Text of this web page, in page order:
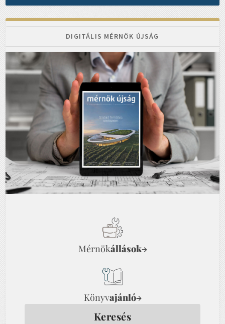
DIGITÁLIS MÉRNÖK ÚJSÁG
Mérnökállások→
Könyvajánló→
Keresés